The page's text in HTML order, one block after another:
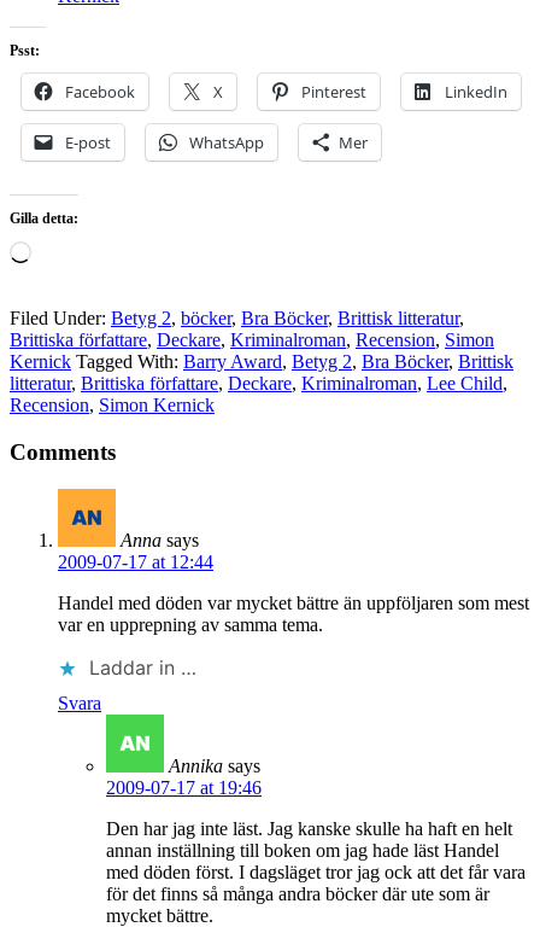
Psst:
Facebook X Pinterest LinkedIn
E-post WhatsApp Mer
Gilla detta:
Laddar
Filed Under: Betyg 2, böcker, Bra Böcker, Brittisk litteratur,
Brittiska författare, Deckare, Kriminalroman, Recension, Simon
Kernick Tagged With: Barry Award, Betyg 2, Bra Böcker, Brittisk
litteratur, Brittiska författare, Deckare, Kriminalroman, Lee Child,
Recension, Simon Kernick
Comments
Anna says
2009-07-17 at 12:44
Handel med döden var mycket bättre än uppföljaren som mest
var en upprepning av samma tema.
Laddar in …
Svara
Annika says
2009-07-17 at 19:46
Den har jag inte läst. Jag kanske skulle ha haft en helt
annan inställning till boken om jag hade läst Handel
med döden först. I dagsläget tror jag ock att det får vara
för det finns så många andra böcker där ute som är
mycket bättre.